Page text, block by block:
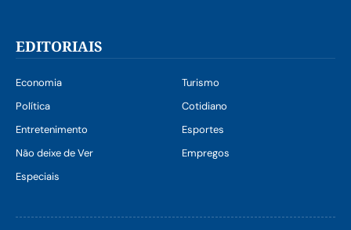
EDITORIAIS
Economia
Turismo
Política
Cotidiano
Entretenimento
Esportes
Não deixe de Ver
Empregos
Especiais